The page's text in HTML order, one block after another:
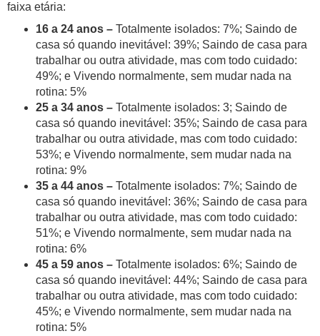
faixa etária:
16 a 24 anos – Totalmente isolados: 7%; Saindo de
casa só quando inevitável: 39%; Saindo de casa para
trabalhar ou outra atividade, mas com todo cuidado:
49%; e Vivendo normalmente, sem mudar nada na
rotina: 5%
25 a 34 anos – Totalmente isolados: 3; Saindo de
casa só quando inevitável: 35%; Saindo de casa para
trabalhar ou outra atividade, mas com todo cuidado:
53%; e Vivendo normalmente, sem mudar nada na
rotina: 9%
35 a 44 anos – Totalmente isolados: 7%; Saindo de
casa só quando inevitável: 36%; Saindo de casa para
trabalhar ou outra atividade, mas com todo cuidado:
51%; e Vivendo normalmente, sem mudar nada na
rotina: 6%
45 a 59 anos – Totalmente isolados: 6%; Saindo de
casa só quando inevitável: 44%; Saindo de casa para
trabalhar ou outra atividade, mas com todo cuidado:
45%; e Vivendo normalmente, sem mudar nada na
rotina: 5%